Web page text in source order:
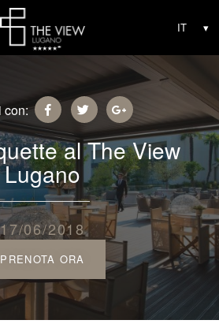
con:
al The View
Lugano
17/06/2018
PRENOTA ORA